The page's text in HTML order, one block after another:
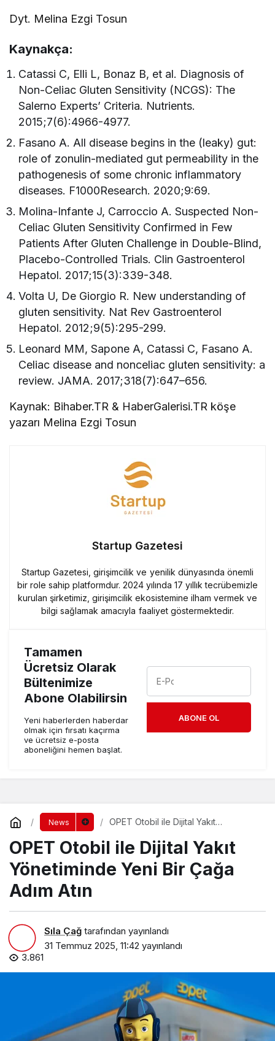
Dyt. Melina Ezgi Tosun
Kaynakça:
Catassi C, Elli L, Bonaz B, et al. Diagnosis of
Non-Celiac Gluten Sensitivity (NCGS): The
Salerno Experts’ Criteria. Nutrients.
2015;7(6):4966-4977.
Fasano A. All disease begins in the (leaky) gut:
role of zonulin-mediated gut permeability in the
pathogenesis of some chronic inflammatory
diseases. F1000Research. 2020;9:69.
Molina-Infante J, Carroccio A. Suspected Non-
Celiac Gluten Sensitivity Confirmed in Few
Patients After Gluten Challenge in Double-Blind,
Placebo-Controlled Trials. Clin Gastroenterol
Hepatol. 2017;15(3):339-348.
Volta U, De Giorgio R. New understanding of
gluten sensitivity. Nat Rev Gastroenterol
Hepatol. 2012;9(5):295-299.
Leonard MM, Sapone A, Catassi C, Fasano A.
Celiac disease and nonceliac gluten sensitivity: a
review. JAMA. 2017;318(7):647–656.
Kaynak: Bihaber.TR & HaberGalerisi.TR köşe
yazarı Melina Ezgi Tosun
Startup Gazetesi
Startup Gazetesi, girişimcilik ve yenilik dünyasında önemli
bir role sahip platformdur. 2024 yılında 17 yıllık tecrübemizle
kurulan şirketimiz, girişimcilik ekosistemine ilham vermek ve
bilgi sağlamak amacıyla faaliyet göstermektedir.
Tamamen
Ücretsiz Olarak
Bültenimize
Abone Olabilirsin
Yeni haberlerden haberdar
olmak için fırsatı kaçırma
ve ücretsiz e-posta
aboneliğini hemen başlat.
ABONE OL
News
OPET Otobil ile Dijital Yakıt
OPET Otobil ile Dijital Yakıt
Yönetiminde Yeni Bir Çağa
Adım Atın
Sıla Çağ tarafından yayınlandı
31 Temmuz 2025, 11:42 yayınlandı
3.861